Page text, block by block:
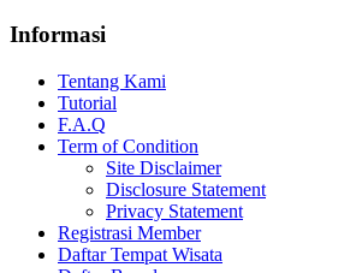
Informasi
Tentang Kami
Tutorial
F.A.Q
Term of Condition
Site Disclaimer
Disclosure Statement
Privacy Statement
Registrasi Member
Daftar Tempat Wisata